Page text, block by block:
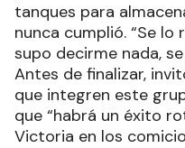
tanques para
nunca cumplió. “Se lo
supo decirme nada,
Antes de finalizar,
que integren este
que “habrá un éxito
Victoria en los